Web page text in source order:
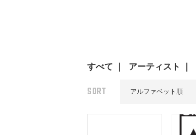
すべて アーティスト
SORT 新着順
アルファベット順